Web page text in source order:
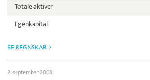
Totale aktiver
Egenkapital
SE REGNSKAB
2. september 2003